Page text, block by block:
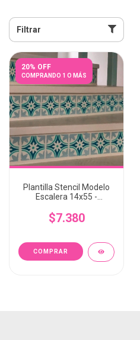
Filtrar
20% OFF
COMPRANDO 1 O MÁS
Plantilla Stencil Modelo
Escalera 14x55 -
$7.380